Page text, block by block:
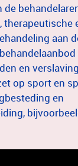
de
therapeutische
aan
en
op sport en
en